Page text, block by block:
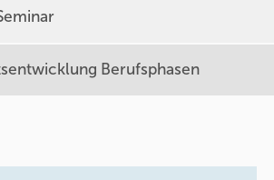
Berufsphasen